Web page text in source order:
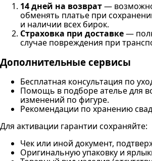
14 дней на возврат—
обменять платье при
и наличии всех бирок.
Страховка при доставке—
случае повреждения при
Дополнительные сервисы
Бесплатная консультация по
Помощь в подборе ателье для
изменений по фигуре.
Рекомендации по хранению
Для активации гарантии сохраняйте:
Чек или иной документ,
Оригинальную упаковку и